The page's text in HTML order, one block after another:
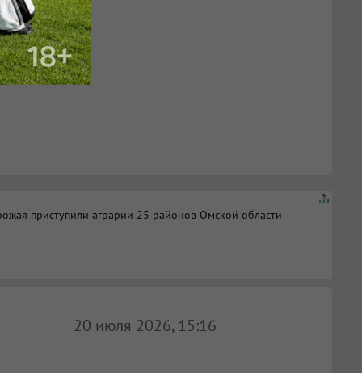
приступили аграрии 25 районов Омской области
20 июля 2026, 15:16